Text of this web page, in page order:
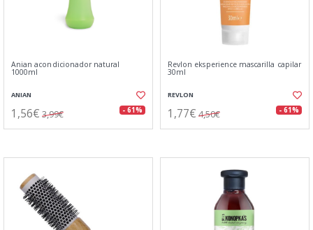
Anian acondicionador natural
1000ml
ANIAN
1,56€ 3,99€ - 61%
Revlon eksperience mascarilla capilar
30ml
REVLON
1,77€ 4,50€ - 61%